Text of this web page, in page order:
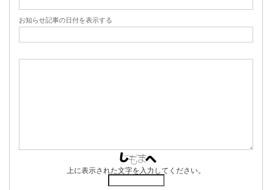
お知らせ記事の日付を表示する
上に表示された文字を入力してください。